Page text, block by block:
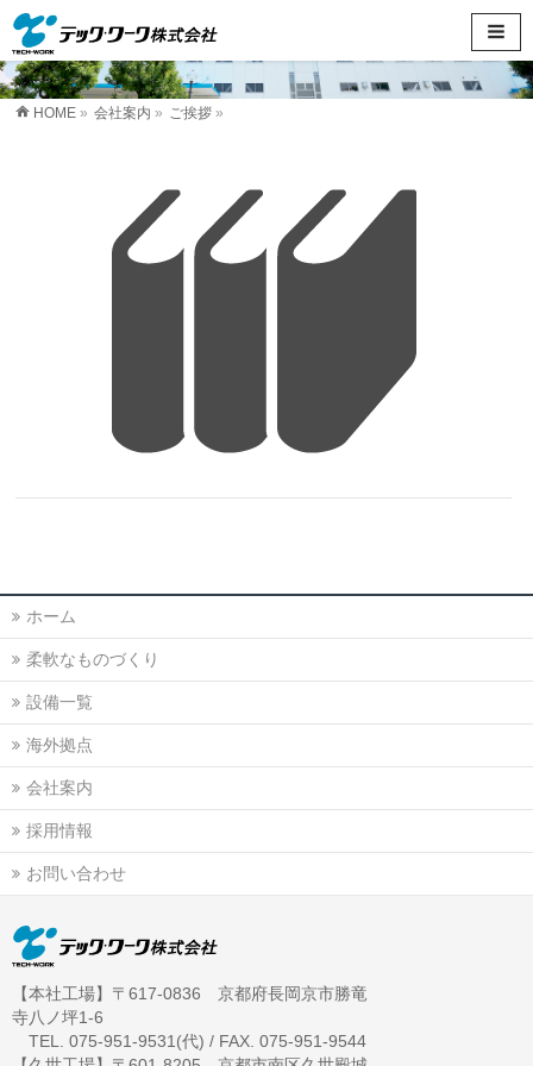
HOME » 会社案内 » ご挨拶 »
ホーム
柔軟なものづくり
設備一覧
海外拠点
会社案内
採用情報
お問い合わせ
【本社工場】〒617-0836 京都府長岡京市勝竜
寺八ノ坪1-6
TEL. 075-951-9531(代) / FAX. 075-951-9544